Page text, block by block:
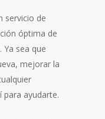
servicio de
óptima de
Ya sea que
mejorar la
ayudarte.